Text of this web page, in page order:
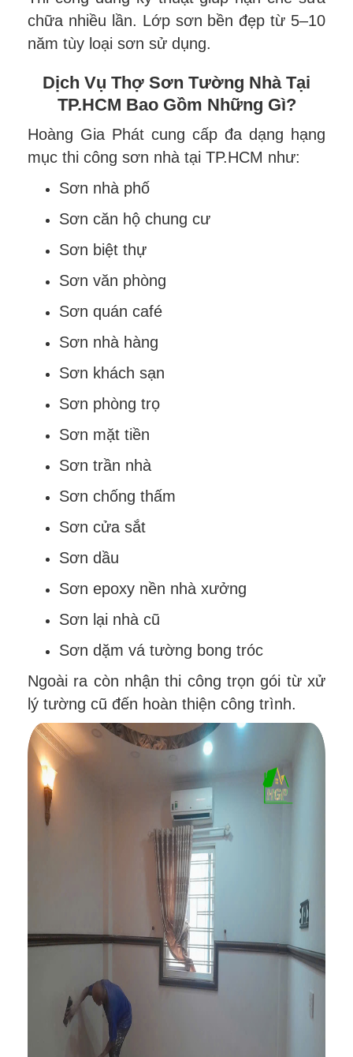
chữa nhiều lần. Lớp sơn bền đẹp từ 5–10
năm tùy loại sơn sử dụng.
Dịch Vụ Thợ Sơn Tường Nhà Tại
TP.HCM Bao Gồm Những Gì?
Hoàng Gia Phát cung cấp đa dạng hạng
mục thi công sơn nhà tại TP.HCM như:
Sơn nhà phố
Sơn căn hộ chung cư
Sơn biệt thự
Sơn văn phòng
Sơn quán café
Sơn nhà hàng
Sơn khách sạn
Sơn phòng trọ
Sơn mặt tiền
Sơn trần nhà
Sơn chống thấm
Sơn cửa sắt
Sơn dầu
Sơn epoxy nền nhà xưởng
Sơn lại nhà cũ
Sơn dặm vá tường bong tróc
Ngoài ra còn nhận thi công trọn gói từ xử
lý tường cũ đến hoàn thiện công trình.